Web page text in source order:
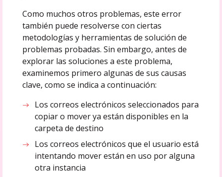
Como muchos otros problemas, este error
también puede resolverse con ciertas
metodologías y herramientas de solución de
problemas probadas. Sin embargo, antes de
explorar las soluciones a este problema,
examinemos primero algunas de sus causas
clave, como se indica a continuación:
Los correos electrónicos seleccionados para
copiar o mover ya están disponibles en la
carpeta de destino
Los correos electrónicos que el usuario está
intentando mover están en uso por alguna
otra instancia